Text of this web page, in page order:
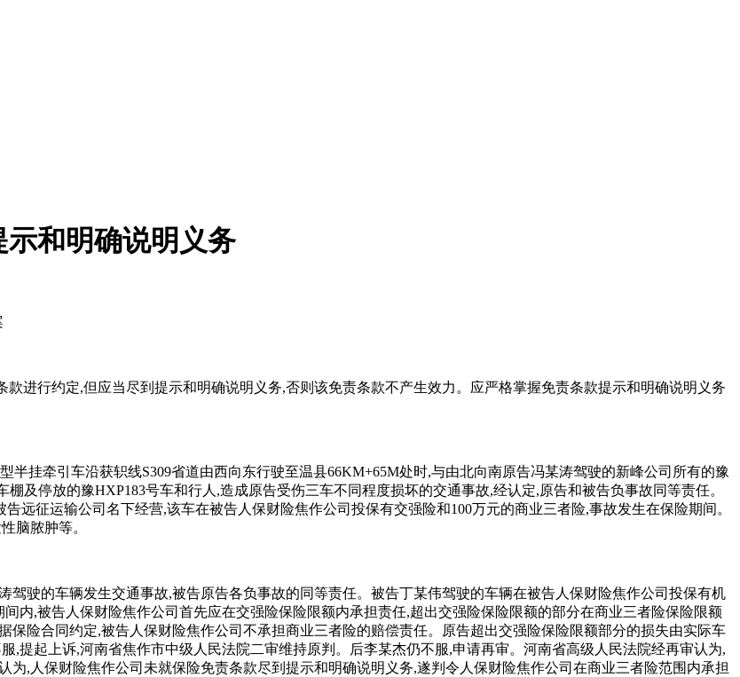
和明确说明义务
进行约定,但应当尽到提示和明确说明义务,否则该免责条款不产生效力。应严格掌握免责条款提示和明确说明义务
半挂牵引车沿获轵线S309省道由西向东行驶至温县66KM+65M处时,与由北向南原告冯某涛驾驶的新峰公司所有的豫
及停放的豫HXP183号车和行人,造成原告受伤三车不同程度损坏的交通事故,经认定,原告和被告负事故同等责任。
远征运输公司名下经营,该车在被告人保财险焦作公司投保有交强险和100万元的商业三者险,事故发生在保险期间。
脑脓肿等。
驶的车辆发生交通事故,被告原告各负事故的同等责任。被告丁某伟驾驶的车辆在被告人保财险焦作公司投保有机
内,被告人保财险焦作公司首先应在交强险保险限额内承担责任,超出交强险保险限额的部分在商业三者险保险限额
险合同约定,被告人保财险焦作公司不承担商业三者险的赔偿责任。原告超出交强险保险限额部分的损失由实际车
,提起上诉,河南省焦作市中级人民法院二审维持原判。后李某杰仍不服,申请再审。河南省高级人民法院经再审认为,
,人保财险焦作公司未就保险免责条款尽到提示和明确说明义务,遂判令人保财险焦作公司在商业三者险范围内承担